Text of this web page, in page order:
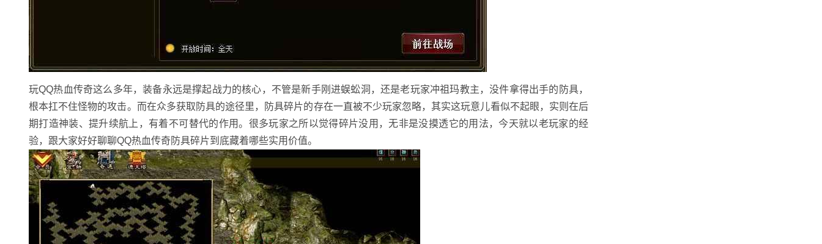
玩QQ热血传奇这么多年，装备永远是撑起战力的核心，不管是新手刚进蜈蚣洞，还是老玩家冲祖玛教主，没件拿得出手的防具，
根本扛不住怪物的攻击。而在众多获取防具的途径里，防具碎片的存在一直被不少玩家忽略，其实这玩意儿看似不起眼，实则在后
期打造神装、提升续航上，有着不可替代的作用。很多玩家之所以觉得碎片没用，无非是没摸透它的用法，今天就以老玩家的经
验，跟大家好好聊聊QQ热血传奇防具碎片到底藏着哪些实用价值。